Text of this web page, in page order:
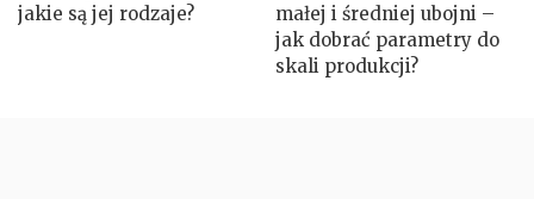
jakie są jej rodzaje?
małej i średniej ubojni –
jak dobrać parametry do
skali produkcji?